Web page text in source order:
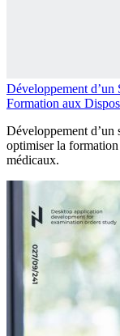
Développement
Formation aux
Développement d’un
optimiser la formation
médicaux.